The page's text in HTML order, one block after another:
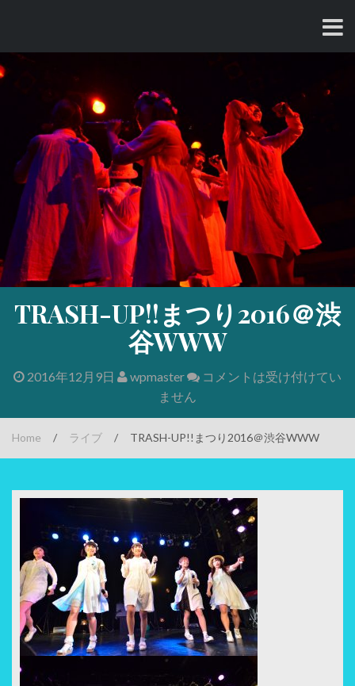
テ
ン
TRASH-UP!!まつり2016＠渋
谷WWW
2016年12月9日 wpmaster
コメントは受け付けてい
ません
Home / ライブ / TRASH-UP!!まつり2016＠渋谷WWW